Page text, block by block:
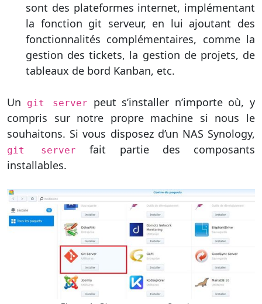
sont des plateformes internet, implémentant
la fonction git serveur, en lui ajoutant des
fonctionnalités complémentaires, comme la
gestion des tickets, la gestion de projets, de
tableaux de bord Kanban, etc.
Un git server
peut s’installer n’importe où, y
compris sur notre propre machine si nous le
souhaitons. Si vous disposez d’un NAS Synology,
git server
fait partie des composants
installables.